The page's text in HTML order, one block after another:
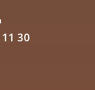
30